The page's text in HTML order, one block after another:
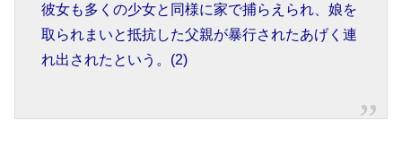
彼女も多くの少女と同様に家で捕らえられ、娘を
取られまいと抵抗した父親が暴行されたあげく連
れ出されたという。(2)